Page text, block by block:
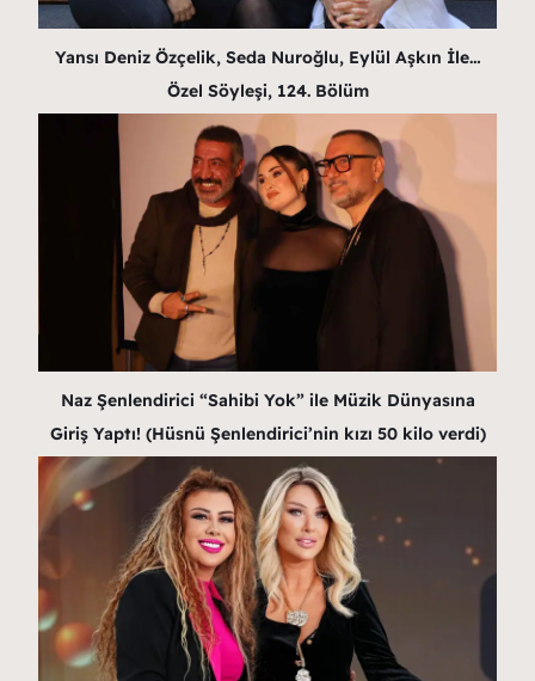
Yansı Deniz Özçelik, Seda Nuroğlu, Eylül Aşkın İle…
Özel Söyleşi, 124. Bölüm
Naz Şenlendirici “Sahibi Yok” ile Müzik Dünyasına
Giriş Yaptı! (Hüsnü Şenlendirici’nin kızı 50 kilo verdi)